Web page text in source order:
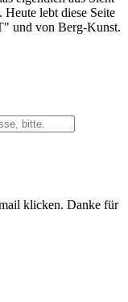
lebt diese Seite
und von Berg-Kunst.
klicken. Danke für